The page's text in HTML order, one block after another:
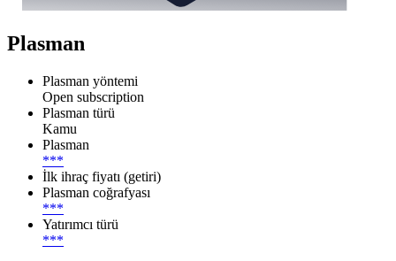
Plasman
Plasman yöntemi
Open subscription
Plasman türü
Kamu
Plasman
***
İlk ihraç fiyatı (getiri)
Plasman coğrafyası
***
Yatırımcı türü
***